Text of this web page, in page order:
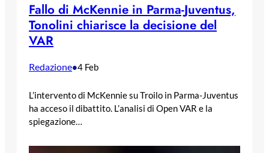
Fallo di McKennie in Parma-Juventus,
Tonolini chiarisce la decisione del
VAR
Redazione•4 Feb
L’intervento di McKennie su Troilo in Parma-Juventus
ha acceso il dibattito. L’analisi di Open VAR e la
spiegazione…